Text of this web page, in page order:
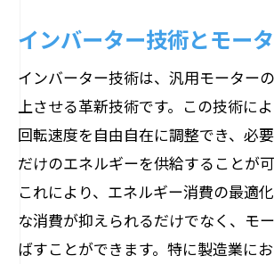
インバーター技術とモー
インバーター技術は、汎用モーター
上させる革新技術です。この技術に
回転速度を自由自在に調整でき、必
だけのエネルギーを供給することが可
これにより、エネルギー消費の最適
な消費が抑えられるだけでなく、モ
ばすことができます。特に製造業に